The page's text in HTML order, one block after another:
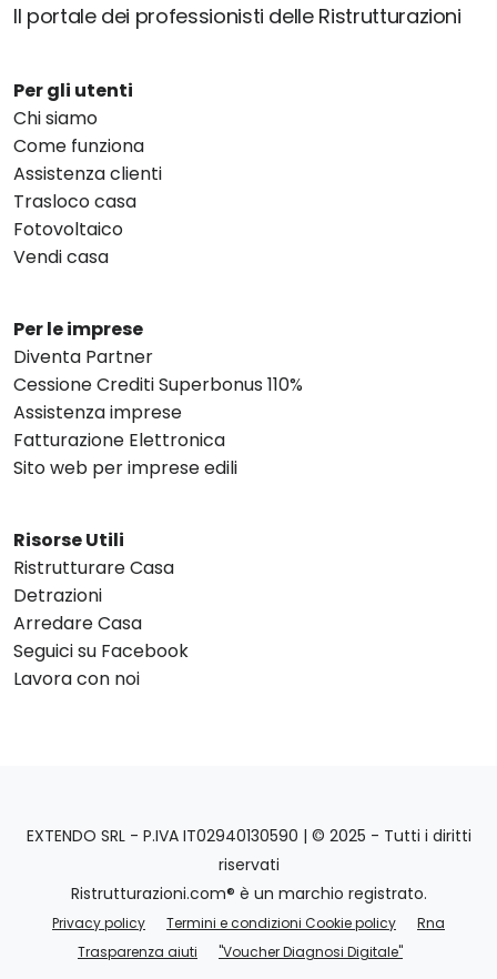
Il portale dei professionisti delle Ristrutturazioni
Per gli utenti
Chi siamo
Come funziona
Assistenza clienti
Trasloco casa
Fotovoltaico
Vendi casa
Per le imprese
Diventa Partner
Cessione Crediti Superbonus 110%
Assistenza imprese
Fatturazione Elettronica
Sito web per imprese edili
Risorse Utili
Ristrutturare Casa
Detrazioni
Arredare Casa
Seguici su Facebook
Lavora con noi
EXTENDO SRL - P.IVA IT02940130590 | © 2025 - Tutti i diritti
riservati
Ristrutturazioni.com® è un marchio registrato.
Privacy policy Termini e condizioni Cookie policy
Rna
Trasparenza aiuti
"Voucher Diagnosi Digitale"